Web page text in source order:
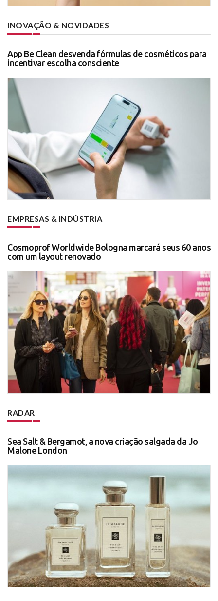
INOVAÇÃO & NOVIDADES
App Be Clean desvenda fórmulas de cosméticos para
incentivar escolha consciente
EMPRESAS & INDÚSTRIA
Cosmoprof Worldwide Bologna marcará seus 60 anos
com um layout renovado
RADAR
Sea Salt & Bergamot, a nova criação salgada da Jo
Malone London